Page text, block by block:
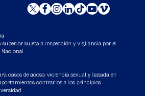
sujeta a inspección y vigilancia por el
Nacional
casos de acoso, violencia sexual y basada en
contrarios a los principios